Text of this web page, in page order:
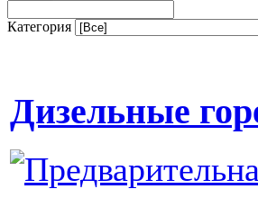
Категория
Дизельные